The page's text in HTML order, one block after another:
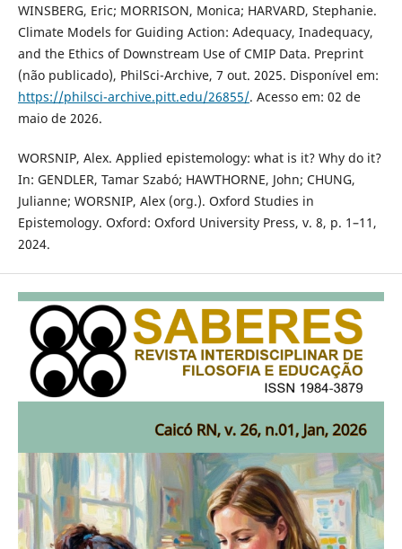
WINSBERG, Eric; MORRISON, Monica; HARVARD, Stephanie.
Climate Models for Guiding Action: Adequacy, Inadequacy,
and the Ethics of Downstream Use of CMIP Data. Preprint
(não publicado), PhilSci-Archive, 7 out. 2025. Disponível em:
https://philsci-archive.pitt.edu/26855/. Acesso em: 02 de
maio de 2026.
WORSNIP, Alex. Applied epistemology: what is it? Why do it?
In: GENDLER, Tamar Szabó; HAWTHORNE, John; CHUNG,
Julianne; WORSNIP, Alex (org.). Oxford Studies in
Epistemology. Oxford: Oxford University Press, v. 8, p. 1–11,
2024.